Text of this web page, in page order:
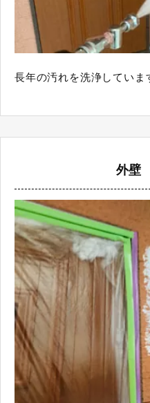
長年の汚れを洗浄していま
外壁